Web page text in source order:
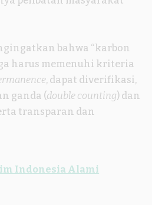
bahwa “karbon
harus memenuhi kriteria
, dapat diverifikasi,
ganda (double counting) dan
transparan dan
Indonesia Alami